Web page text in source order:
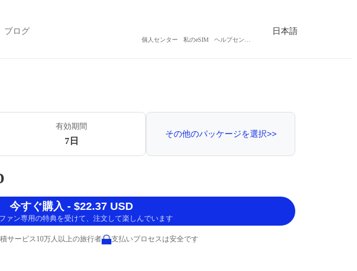
ブログ
個人センター 私のeSIM
日本語
有効期間
7日
その他のパッケージを選択>>
今すぐ購入 - $22.37 USD
ァン専用の特典を受けて、注文して楽しんでいます
サービス10万人以上の旅行者 支払いプロセスは安全です